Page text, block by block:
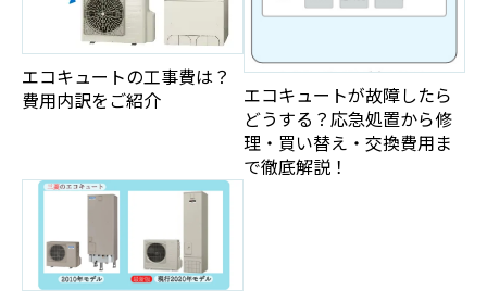
エコキュートの工事費は？
費用内訳をご紹介
エコキュートが故障したら
どうする？応急処置から修
理・買い替え・交換費用ま
で徹底解説！